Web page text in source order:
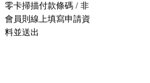
零卡掃描付款條碼 / 非
會員則線上填寫申請資
料並送出